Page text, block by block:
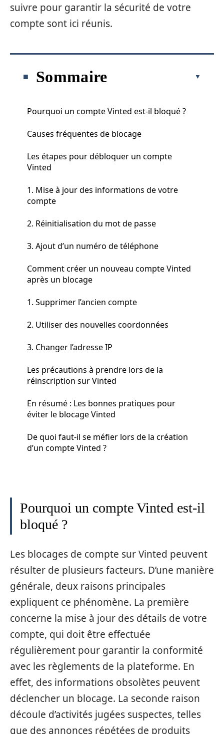
suivre pour garantir la sécurité de votre
compte sont ici réunis.
Sommaire
Pourquoi un compte Vinted est-il bloqué ?
Causes fréquentes de blocage
Les étapes pour débloquer un compte
Vinted
1. Mise à jour des informations de votre
compte
2. Réinitialisation du mot de passe
3. Ajout d’un numéro de téléphone
Comment créer un nouveau compte Vinted
après un blocage
1. Supprimer l’ancien compte
2. Utiliser des nouvelles coordonnées
3. Changer l’adresse IP
Les précautions à prendre lors de la
réinscription sur Vinted
En résumé : Les bonnes pratiques pour
éviter le blocage Vinted
De quoi faut-il se méfier lors de la création
d’un compte Vinted ?
Pourquoi un compte Vinted est-il
bloqué ?
Les blocages de compte sur Vinted peuvent
résulter de plusieurs facteurs. D’une manière
générale, deux raisons principales
expliquent ce phénomène. La première
concerne la mise à jour des détails de votre
compte, qui doit être effectuée
régulièrement pour garantir la conformité
avec les règlements de la plateforme. En
effet, des informations obsolètes peuvent
déclencher un blocage. La seconde raison
découle d’activités jugées suspectes, telles
que des annonces répétées de produits